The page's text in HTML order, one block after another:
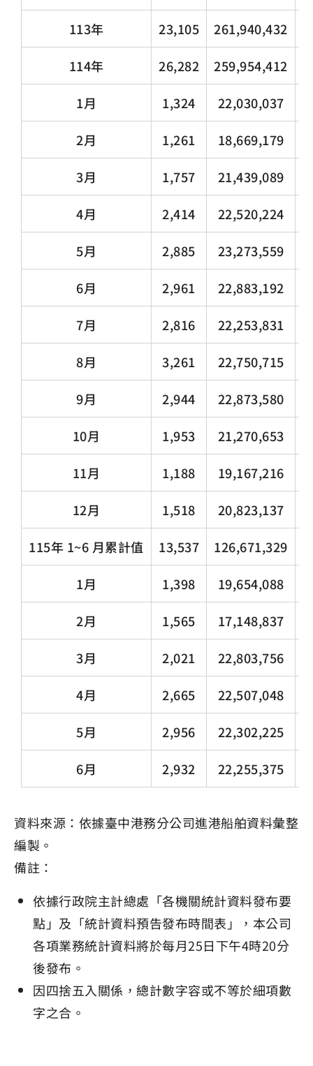
113年 23,105 261,940,432
114年 26,282 259,954,412
1月 1,324 22,030,037
2月 1,261 18,669,179
3月 1,757 21,439,089
4月 2,414 22,520,224
5月 2,885 23,273,559
6月 2,961 22,883,192
7月 2,816 22,253,831
8月 3,261 22,750,715
9月 2,944 22,873,580
10月 1,953 21,270,653
11月 1,188 19,167,216
12月 1,518 20,823,137
115年 1~6 月累計值 13,537 126,671,329
1月 1,398 19,654,088
2月 1,565 17,148,837
3月 2,021 22,803,756
4月 2,665 22,507,048
5月 2,956 22,302,225
6月 2,932 22,255,375
資料來源：依據臺中港務分公司進港船舶資料彙整
編製。
備註：
依據行政院主計總處「各機關統計資料發布要
點」及「統計資料預告發布時間表」，本公司
各項業務統計資料將於每月25日下午4時20分
後發布。
因四捨五入關係，總計數字容或不等於細項數
字之合。